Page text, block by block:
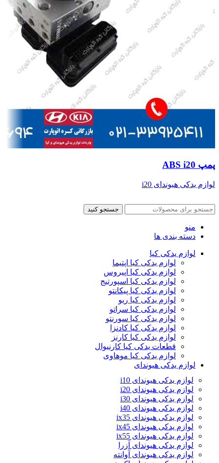
پمپ ABS i20
لوازم یدکی هیوندای i20
جستجو کنید
منو
دسته بندی ها
لوازم یدکی کیا
لوازم یدکی کیا اپتیما
لوازم یدکی کیا اپیروس
لوازم یدکی کیا اسپورتیج
لوازم یدکی کیا پیکانتو
لوازم یدکی کیا ریو
لوازم یدکی کیا سراتو
لوازم یدکی کیا سورنتو
لوازم یدکی کیا کادنزا
لوازم یدکی کیا کارنز
قطعات یدکی کیا کارنیوال
لوازم یدکی کیا موهاوی
لوازم یدکی هیوندای
لوازم یدکی هیوندای i10
لوازم یدکی هیوندای i20
لوازم یدکی هیوندای i30
لوازم یدکی هیوندای i40
لوازم یدکی هیوندای ix35
لوازم یدکی هیوندای ix45
لوازم یدکی هیوندای ix55
لوازم یدکی هیوندای آزرا
لوازم یدکی هیوندای آوانته